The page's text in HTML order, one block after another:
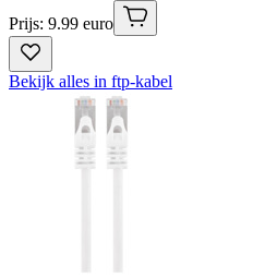
Prijs: 9.99 euro
Bekijk alles in ftp-kabel